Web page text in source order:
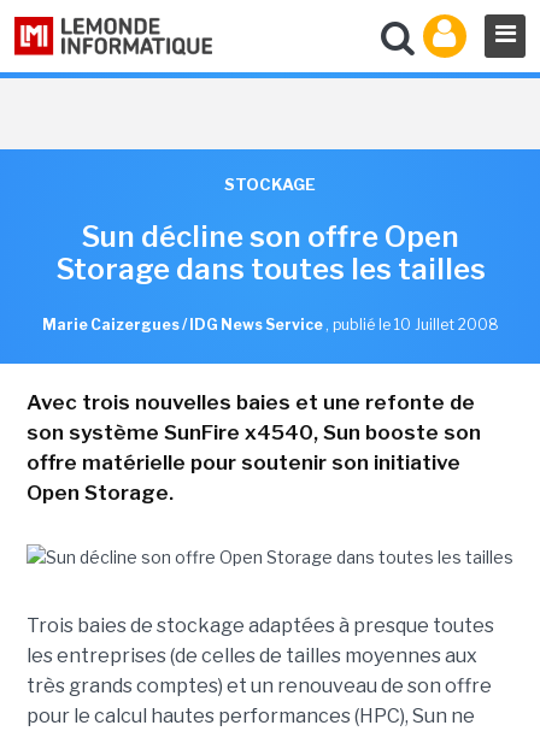
STOCKAGE
Sun décline son offre Open
Storage dans toutes les tailles
Marie Caizergues / IDG News Service , publié le 10 Juillet 2008
Avec trois nouvelles baies et une refonte de
son système SunFire x4540, Sun booste son
offre matérielle pour soutenir son initiative
Open Storage.
Trois baies de stockage adaptées à presque toutes
les entreprises (de celles de tailles moyennes aux
très grands comptes) et un renouveau de son offre
pour le calcul hautes performances (HPC), Sun ne